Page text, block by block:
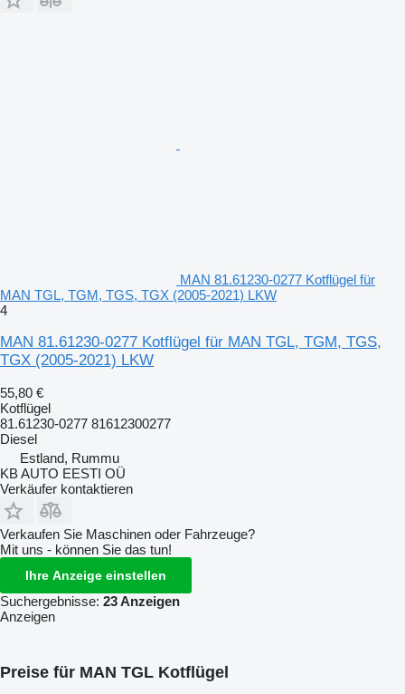
MAN 81.61230-0277 Kotflügel für
MAN TGL, TGM, TGS, TGX (2005-2021) LKW
4
MAN 81.61230-0277 Kotflügel für MAN TGL, TGM, TGS,
TGX (2005-2021) LKW
55,80 €
Kotflügel
81.61230-0277 81612300277
Diesel
Estland, Rummu
KB AUTO EESTI OÜ
Verkäufer kontaktieren
Verkaufen Sie Maschinen oder Fahrzeuge?
Mit uns - können Sie das tun!
Ihre Anzeige einstellen
Suchergebnisse: 23 Anzeigen
Anzeigen
Preise für MAN TGL Kotflügel